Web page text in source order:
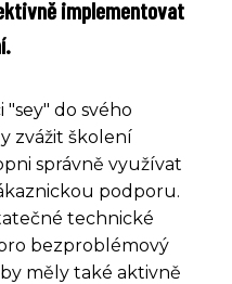
implementovat
do svého
zvážit školení
správně využívat
podporu.
technické
bezproblémový
měly také aktivně